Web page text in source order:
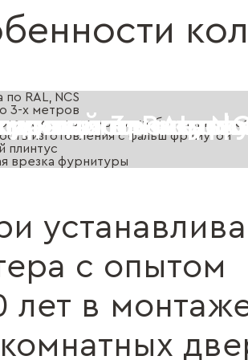
по RAL,
до 3-х
плинтус
врезка
с опытом
лет в